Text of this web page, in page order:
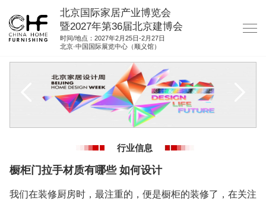
北京国际家居产业博览会
暨2027年第36届北京建博会
时间/地点：2027年2月25日-2月27日
北京·中国国际展览中心（顺义馆）
资料下载
集团展会
行业信息
橱柜门拉手材质有哪些 如何设计
我们在装修厨房时，最注重的，便是橱柜的装修了，在关注